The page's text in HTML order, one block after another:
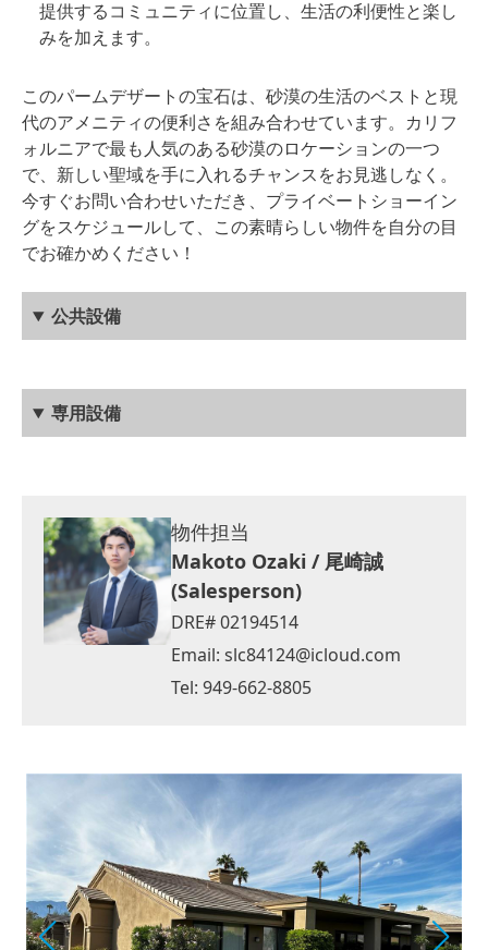
提供するコミュニティに位置し、生活の利便性と楽し
みを加えます。
このパームデザートの宝石は、砂漠の生活のベストと現
代のアメニティの便利さを組み合わせています。カリフ
ォルニアで最も人気のある砂漠のロケーションの一つ
で、新しい聖域を手に入れるチャンスをお見逃しなく。
今すぐお問い合わせいただき、プライベートショーイン
グをスケジュールして、この素晴らしい物件を自分の目
でお確かめください！
公共設備
専用設備
物件担当
Makoto Ozaki / 尾崎誠
(Salesperson)
DRE# 02194514
Email:slc84124@icloud.com
Tel: 949-662-8805